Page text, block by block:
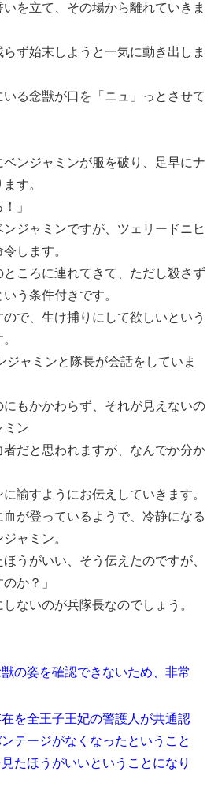
を立て、その場から離れていきま
ず始末しようと一気に動き出しま
る念獣が口を「ニュ」っとさせて
ンジャミンが服を破り、足早にナ
す。
」
ジャミンですが、ツェリードニヒ
します。
ころに連れてきて、ただし殺さず
う条件付きです。
で、生け捕りにして欲しいという
ジャミンと隊長が会話をしていま
もかかわらず、それが見えないの
ミン
者だと思われますが、なんでか分か
諭すようにお伝えしていきます。
が登っているようで、冷静になる
ャミン。
うがいい、そう伝えたのですが、
か？」
ないのが兵隊長なのでしょう。
の姿を確認できないため、非常
を全王子王妃の警護人が共通認
テージがなくなったということ
たほうがいいということになり